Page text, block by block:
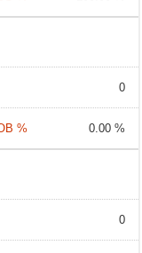
0
0.00 %
0